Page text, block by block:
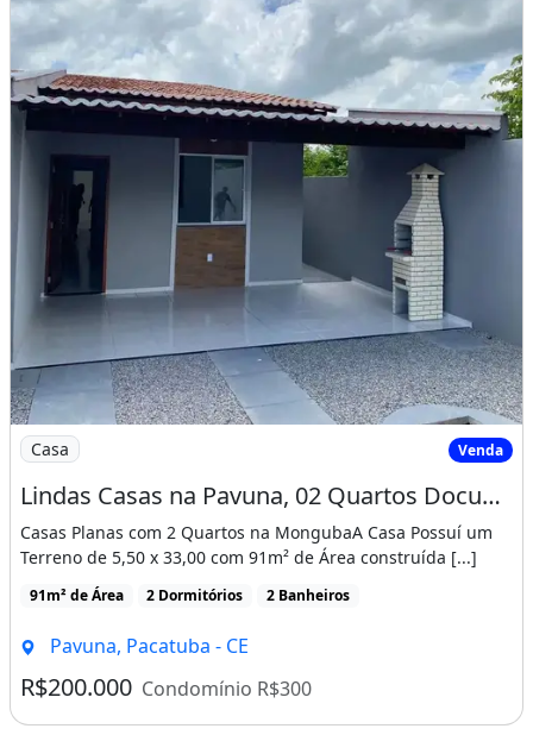
Imagem: Lindas Casas na Pavuna, 02 Quartos
Casa Venda
Lindas Casas na Pavuna, 02 Quartos Documentação Gratis! Cód. Vp0N3E
Casas Planas com 2 Quartos na MongubaA Casa Possuí um
Terreno de 5,50 x 33,00 com 91m² de Área construída [...]
91m² de Área 2 Dormitórios 2 Banheiros
Pavuna, Pacatuba - CE
R$200.000 Condomínio R$300